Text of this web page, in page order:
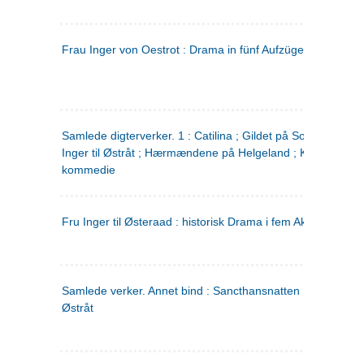
Frau Inger von Oestrot : Drama in fünf Aufzügen
Samlede digterverker. 1 : Catilina ; Gildet på Solhaug ; Fru
Inger til Østråt ; Hærmændene på Helgeland ;
kommedie
Fru Inger til Østeraad : historisk Drama i fem Akter
Samlede verker. Annet bind : Sancthansnatten ; Fru Inger
Østråt